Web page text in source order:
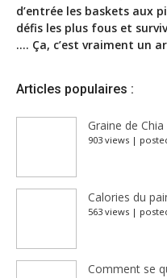
d’entrée les baskets aux
défis les plus fous et
…. Ça, c’est vraiment un
Articles populaires :
Graine de Chia
903 views |
Calories du
563 views |
Comment se